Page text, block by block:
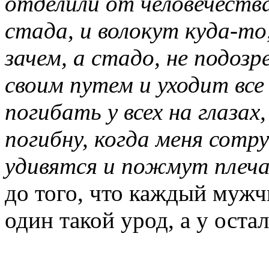
стада, и волокут куда-
зачем, а стадо, не
своим путем и уходит
погибать у всех на
погибну, когда меня
удивятся и пожмут
до того, что каждый
один такой урод, а у